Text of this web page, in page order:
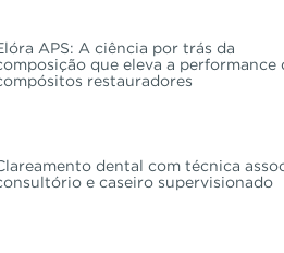
APS: A ciência por trás da
que eleva a performance
restauradores
dental com técnica
e caseiro supervisionado